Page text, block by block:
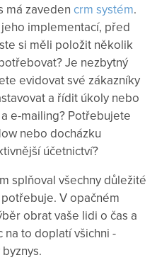
má zaveden crm systém.
implementací, před
si měli položit několik
Je nezbytný
evidovat své zákazníky
a řídit úkoly nebo
e-mailing? Potřebujete
nebo docházku
účetnictví?
splňoval všechny důležité
V opačném
obrat vaše lidi o čas a
to doplatí všichni -